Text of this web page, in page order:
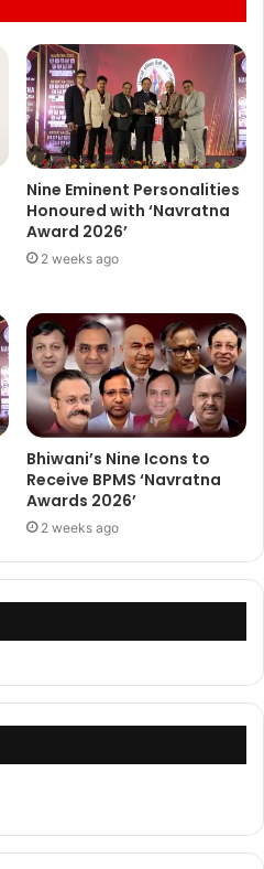
Nine Eminent Personalities
Honoured with ‘Navratna
Award 2026’
2 weeks ago
Bhiwani’s Nine Icons to
Receive BPMS ‘Navratna
Awards 2026’
2 weeks ago